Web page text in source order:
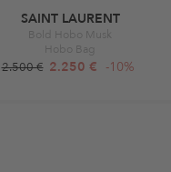
SAINT LAURENT
Bold Hobo Musk
Hobo Bag
2.500 € 2.250 € -10%